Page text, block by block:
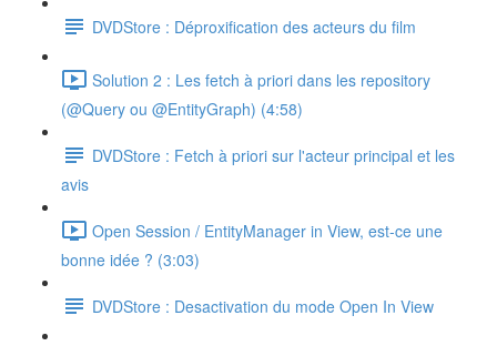
DVDStore : Déproxification des acteurs du film
Solution 2 : Les fetch à priori dans les repository
(@Query ou @EntityGraph) (4:58)
DVDStore : Fetch à priori sur l'acteur principal et les
avis
Open Session / EntityManager in View, est-ce une
bonne idée ? (3:03)
DVDStore : Desactivation du mode Open In View